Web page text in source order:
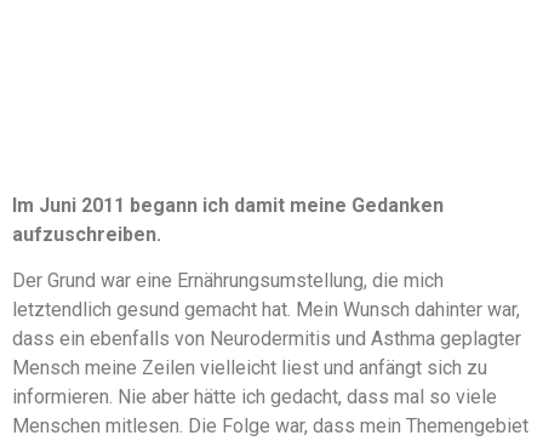
Im Juni 2011 begann ich damit meine Gedanken
aufzuschreiben.
Der Grund war eine Ernährungsumstellung, die mich
letztendlich gesund gemacht hat. Mein Wunsch dahinter war,
dass ein ebenfalls von Neurodermitis und Asthma geplagter
Mensch meine Zeilen vielleicht liest und anfängt sich zu
informieren. Nie aber hätte ich gedacht, dass mal so viele
Menschen mitlesen. Die Folge war, dass mein Themengebiet